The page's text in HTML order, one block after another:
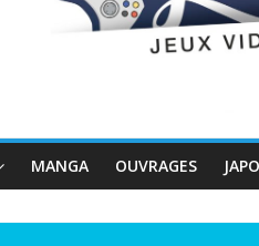
MANGA OUVRAGES